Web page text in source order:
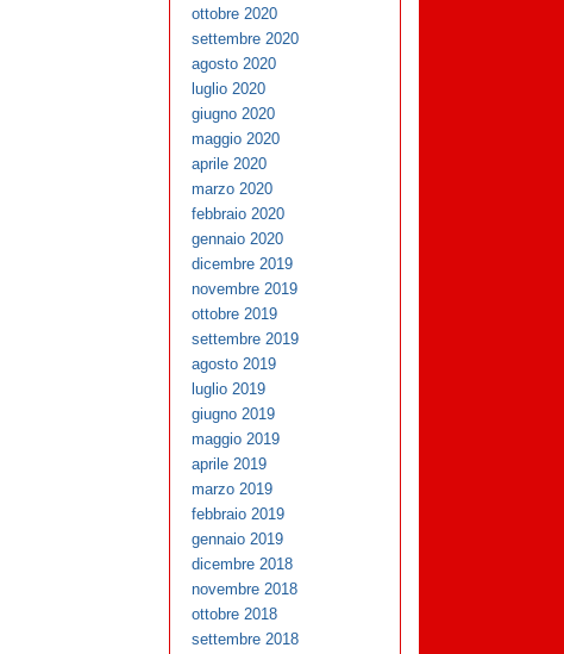
ottobre 2020
settembre 2020
agosto 2020
luglio 2020
giugno 2020
maggio 2020
aprile 2020
marzo 2020
febbraio 2020
gennaio 2020
dicembre 2019
novembre 2019
ottobre 2019
settembre 2019
agosto 2019
luglio 2019
giugno 2019
maggio 2019
aprile 2019
marzo 2019
febbraio 2019
gennaio 2019
dicembre 2018
novembre 2018
ottobre 2018
settembre 2018